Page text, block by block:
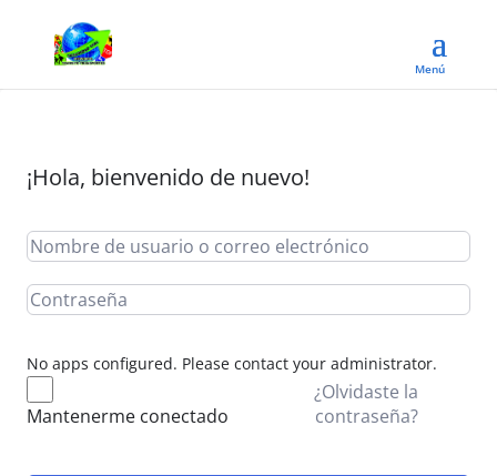
¡Hola, bienvenido de nuevo!
No apps configured. Please contact your administrator.
Mantenerme conectado
¿Olvidaste la
contraseña?